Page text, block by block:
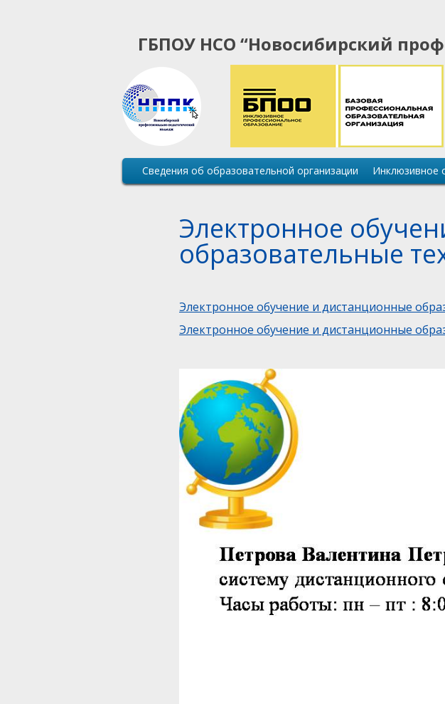
ГБПОУ НСО “Новосибирский
Основная
навигация
Сведения об образовательной организации Инклюзивное
Электронное
образовательные
Электронное обучение и дистанционные
Электронное обучение и дистанционные